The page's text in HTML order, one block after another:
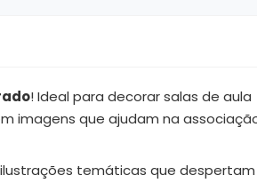
! Ideal para decorar salas de aula
imagens que ajudam na
temáticas que